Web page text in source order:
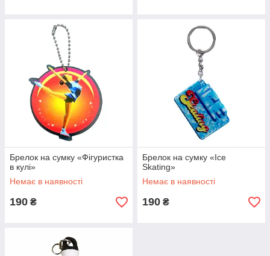
Брелок на сумку «Фігуристка
в кулі»
Немає в наявності
190 ₴
Брелок на сумку «Ice
Skating»
Немає в наявності
190 ₴